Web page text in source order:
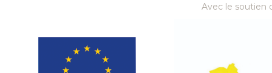
Avec le soutien